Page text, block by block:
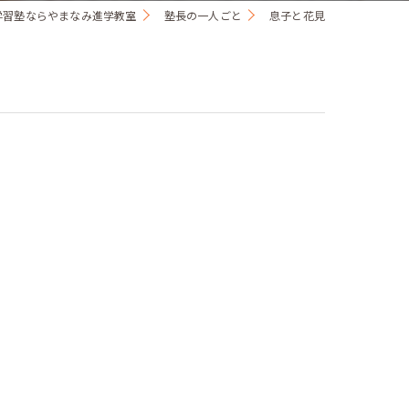
塾ならやまなみ進学教室 塾長の一人ごと 息子と花見